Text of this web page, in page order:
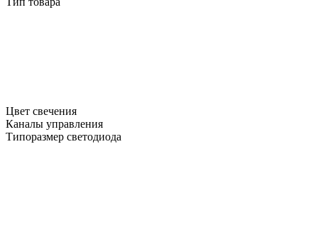
Цвет свечения
Каналы управления
Типоразмер светодиода